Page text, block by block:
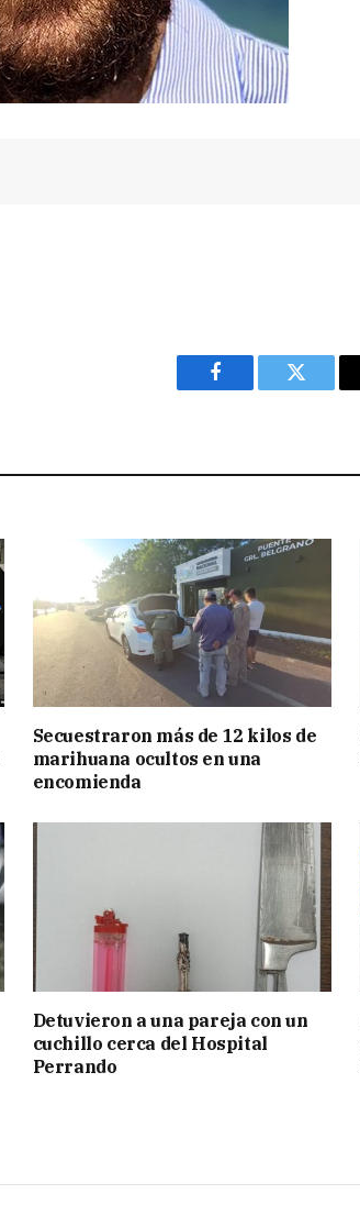
Facebook Twitter
Secuestraron más de 12 kilos de
marihuana ocultos en una
encomienda
Detuvieron a una pareja con un
cuchillo cerca del Hospital
Perrando